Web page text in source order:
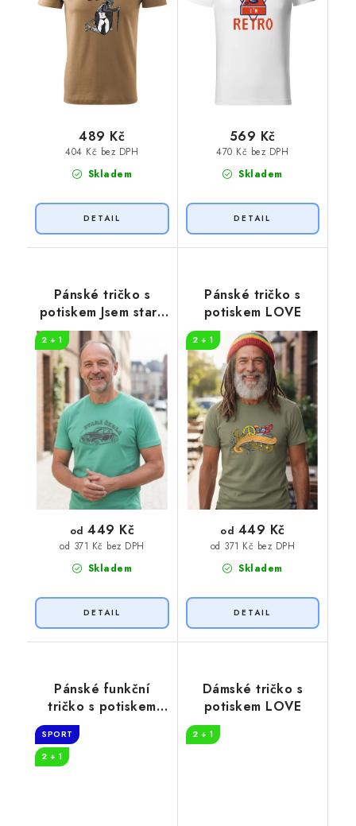
Skladem
404 Kč bez DPH
489 Kč
Skladem
470 Kč bez DPH
569 Kč
Pánské tričko s
potiskem Jsem stará
škola
2 + 1
Skladem
od 371 Kč bez DPH
od 449 Kč
Pánské tričko s
potiskem LOVE
2 + 1
Skladem
od 371 Kč bez DPH
od 449 Kč
Pánské funkční
tričko s potiskem
SPORT
2 + 1
Dámské tričko s
potiskem LOVE
2 + 1